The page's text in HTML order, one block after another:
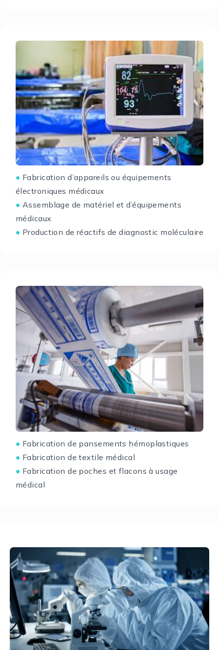
● Fabrication d’appareils ou équipements
électroniques médicaux
● Assemblage de matériel et d’équipements
médicaux
● Production de réactifs de diagnostic moléculaire
● Fabrication de pansements hémoplastiques
● Fabrication de textile médical
● Fabrication de poches et flacons à usage
médical